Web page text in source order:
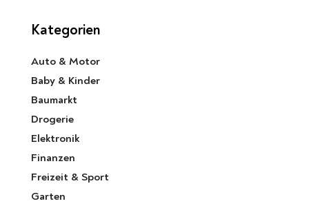
Kategorien
Auto & Motor
Baby & Kinder
Baumarkt
Drogerie
Elektronik
Finanzen
Freizeit & Sport
Garten